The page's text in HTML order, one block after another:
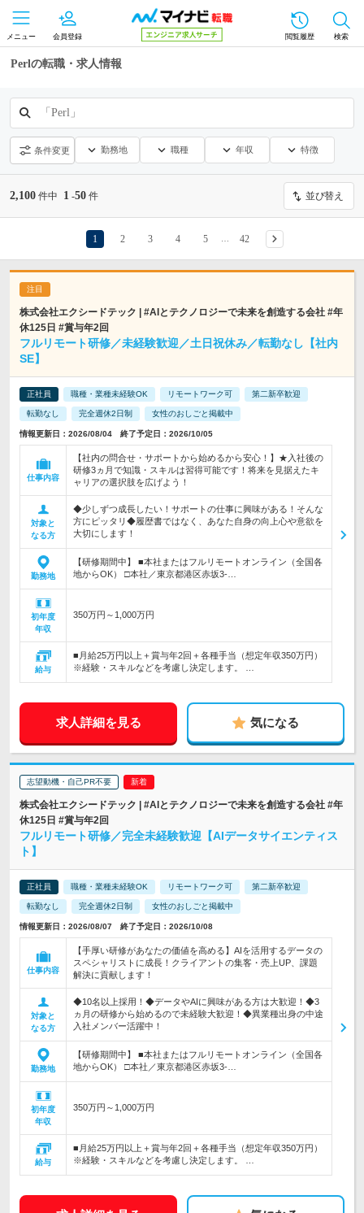
メニュー 会員登録 閲覧履歴 検索
Perlの転職・求人情報
「Perl」
条件変更 勤務地 職種 年収 特徴
2,100 件中 1 -50 件 並び替え
1 2 3 4 5 42
株式会社エクシードテック | #AIとテクノロジーで未来を創造する会社 #年
休125日 #賞与年2回
フルリモート研修／未経験歓迎／土日祝休み／転勤なし【社内
SE】
正社員 職種・業種未経験OK リモートワーク可 第二新卒歓迎
転勤なし 完全週休2日制 女性のおしごと掲載中
情報更新日：2026/08/04 終了予定日：2026/10/05
仕事内容
【社内の問合せ・サポートから始めるから安心！】★入社後の
研修3ヵ月で知識・スキルは習得可能です！将来を見据えたキ
ャリアの選択肢を広げよう！
対象と
なる方
◆少しずつ成長したい！サポートの仕事に興味がある！そんな
方にピッタリ◆履歴書ではなく、あなた自身の向上心や意欲を
大切にします！
勤務地
【研修期間中】 ■本社またはフルリモートオンライン（全国各
地からOK） □本社／東京都港区赤坂3-…
初年度
年収
350万円～1,000万円
給与
■月給25万円以上＋賞与年2回＋各種手当（想定年収350万円）
※経験・スキルなどを考慮し決定します。 …
求人詳細を見る 気になる
志望動機・自己PR不要
株式会社エクシードテック | #AIとテクノロジーで未来を創造する会社 #年
休125日 #賞与年2回
フルリモート研修／完全未経験歓迎【AIデータサイエンティス
ト】
正社員 職種・業種未経験OK リモートワーク可 第二新卒歓迎
転勤なし 完全週休2日制 女性のおしごと掲載中
情報更新日：2026/08/07 終了予定日：2026/10/08
仕事内容
【手厚い研修があなたの価値を高める】AIを活用するデータの
スペシャリストに成長！クライアントの集客・売上UP、課題
解決に貢献します！
対象と
なる方
◆10名以上採用！◆データやAIに興味がある方は大歓迎！◆3
ヵ月の研修から始めるので未経験大歓迎！◆異業種出身の中途
入社メンバー活躍中！
勤務地
【研修期間中】 ■本社またはフルリモートオンライン（全国各
地からOK） □本社／東京都港区赤坂3-…
初年度
年収
350万円～1,000万円
給与
■月給25万円以上＋賞与年2回＋各種手当（想定年収350万円）
※経験・スキルなどを考慮し決定します。 …